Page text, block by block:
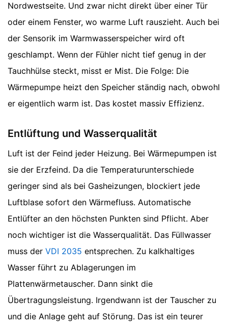
Nordwestseite. Und zwar nicht direkt über einer Tür
oder einem Fenster, wo warme Luft rauszieht. Auch bei
der Sensorik im Warmwasserspeicher wird oft
geschlampt. Wenn der Fühler nicht tief genug in der
Tauchhülse steckt, misst er Mist. Die Folge: Die
Wärmepumpe heizt den Speicher ständig nach, obwohl
er eigentlich warm ist. Das kostet massiv Effizienz.
Entlüftung und Wasserqualität
Luft ist der Feind jeder Heizung. Bei Wärmepumpen ist
sie der Erzfeind. Da die Temperaturunterschiede
geringer sind als bei Gasheizungen, blockiert jede
Luftblase sofort den Wärmefluss. Automatische
Entlüfter an den höchsten Punkten sind Pflicht. Aber
noch wichtiger ist die Wasserqualität. Das Füllwasser
muss der VDI 2035 entsprechen. Zu kalkhaltiges
Wasser führt zu Ablagerungen im
Plattenwärmetauscher. Dann sinkt die
Übertragungsleistung. Irgendwann ist der Tauscher zu
und die Anlage geht auf Störung. Das ist ein teurer